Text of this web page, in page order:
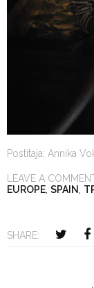
Postitaja: Annika
LEAVE A
EUROPE, SPAIN ,
SHARE: